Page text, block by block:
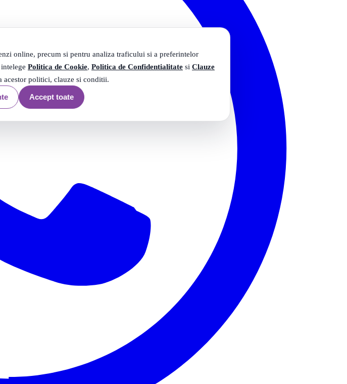
online, precum si pentru analiza traficului si a preferintelor
Politica de Cookie, Politica de Confidentialitate si Clauze
acestor politici, clauze si conditii.
Accept toate